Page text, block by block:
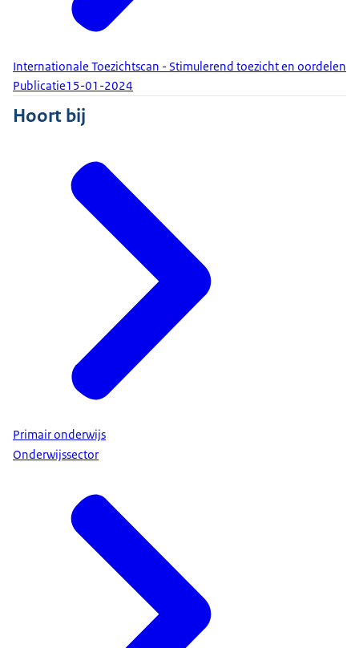
Internationale Toezichtscan - Stimulerend toezicht en oordelen
Publicatie15-01-2024
Hoort bij
Primair onderwijs
Onderwijssector